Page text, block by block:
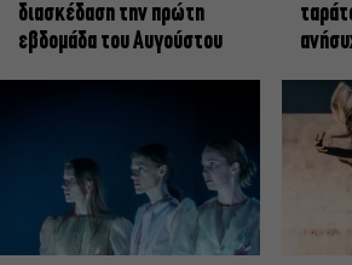
διασκέδαση την πρώτη
εβδομάδα του Αυγούστου